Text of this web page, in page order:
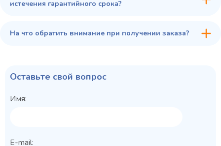
истечения гарантийного срока?
На что обратить внимание при получении заказа?
Оставьте свой вопрос
Имя:
E-mail: